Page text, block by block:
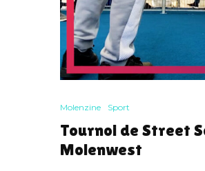
Molenzine Sport
Tournoi de Street
Molenwest